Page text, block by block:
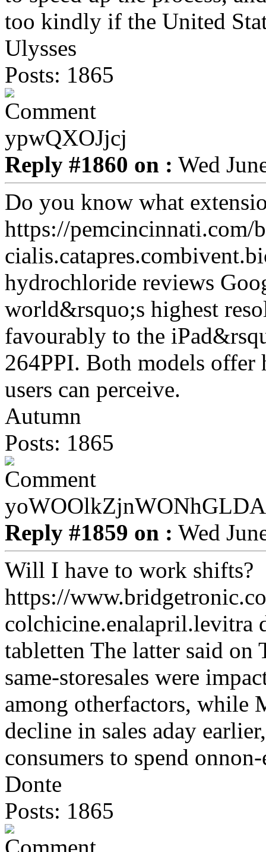
too kindly if the United
Ulysses
Posts: 1865
ypwQXOJjcj
Reply #1860 on : Wed
Do you know what
https://
hydrochloride reviews
world&rsquo;s highest
favourably to the
264PPI. Both models offer
users can perceive.
Autumn
Posts: 1865
Reply #1859 on : Wed
Will I have to work shifts?
https://
colchicine.enalapril.levitra
tabletten The latter said on
same-storesales were
among otherfactors, while
decline in sales aday
consumers to spend
Donte
Posts: 1865